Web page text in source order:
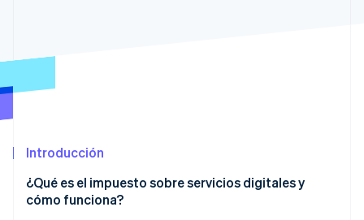
Atlas
Verificación de identidad en línea
Introducción
¿Qué es el impuesto sobre servicios digitales y
cómo funciona?